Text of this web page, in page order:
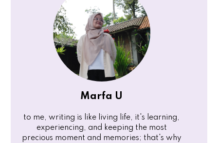
Marfa U
to me, writing is like living life, it's learning,
experiencing, and keeping the most
precious moment and memories; that's why